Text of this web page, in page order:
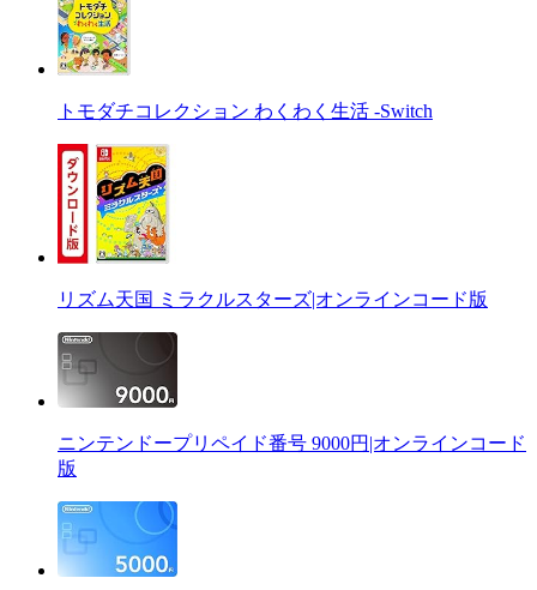
トモダチコレクション わくわく生活 -Switch
リズム天国 ミラクルスターズ|オンラインコード版
ニンテンドープリペイド番号 9000円|オンラインコード
版